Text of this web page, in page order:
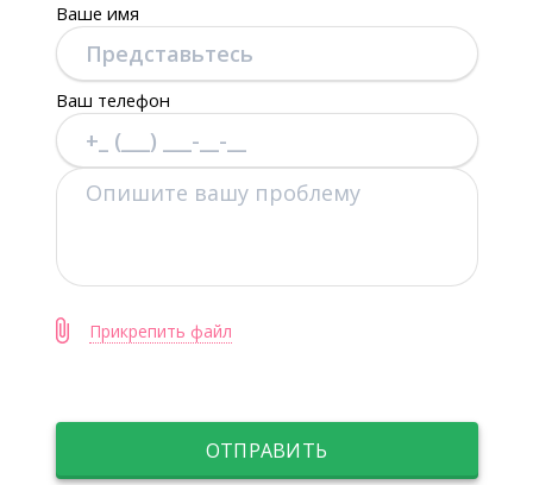
Ваше имя
Ваш телефон
Прикрепить файл
ОТПРАВИТЬ